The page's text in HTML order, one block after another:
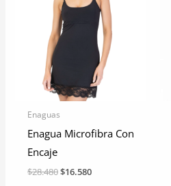
Enaguas
Enagua Microfibra Con
Encaje
$28.480El
$16.580El